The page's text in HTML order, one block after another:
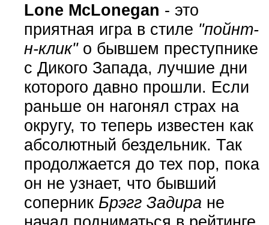
Lone McLonegan - это
приятная игра в стиле "пойнт-
н-клик"о бывшем преступнике
с Дикого Запада, лучшие дни
которого давно прошли. Если
раньше он нагонял страх на
округу, то теперь известен как
абсолютный бездельник. Так
продолжается до тех пор, пока
он не узнает, что бывший
соперник Брэгг Задира не